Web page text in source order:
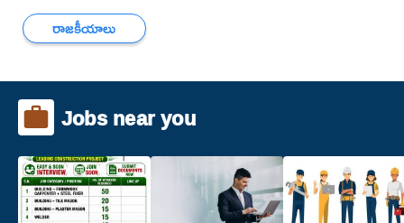
రాజకీయాలు
Jobs near you